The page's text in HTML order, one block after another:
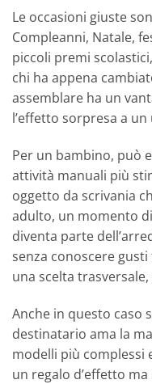
Le occasioni giuste
Compleanni, Natale,
piccoli premi
chi ha appena
assemblare ha un
l’effetto sorpresa a un
Per un bambino, può
attività manuali più
oggetto da scrivania
adulto, un momento
diventa parte
senza conoscere
una scelta
Anche in questo caso
destinatario ama la
modelli più complessi
un regalo d’effetto